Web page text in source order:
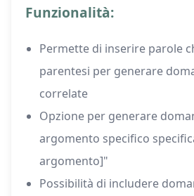
Funzionalità:
Permette di inserire parole
parentesi per generare
correlate
Opzione per generare
argomento specifico
argomento]"
Possibilità di includere